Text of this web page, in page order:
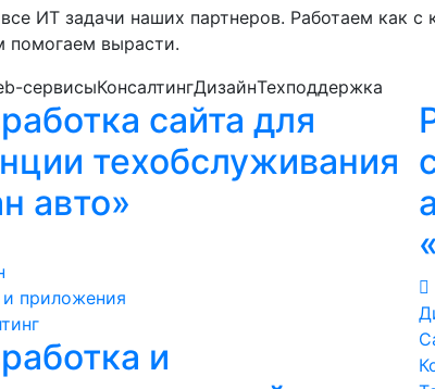
ИТ задачи наших партнеров. Работаем как с
вырасти.
сервисыКонсалтингДизайнТехподдержка
сайта для
техобслуживания
авто»
приложения
и